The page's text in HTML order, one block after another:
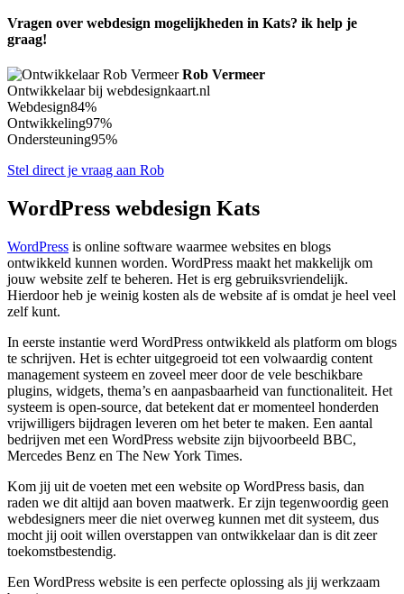
Vragen over webdesign mogelijkheden in Kats? ik help je
graag!
Rob Vermeer
Ontwikkelaar bij webdesignkaart.nl
Webdesign84%
Ontwikkeling97%
Ondersteuning95%
Stel direct je vraag aan Rob
WordPress webdesign Kats
WordPress is online software waarmee websites en blogs
ontwikkeld kunnen worden. WordPress maakt het makkelijk om
jouw website zelf te beheren. Het is erg gebruiksvriendelijk.
Hierdoor heb je weinig kosten als de website af is omdat je heel veel
zelf kunt.
In eerste instantie werd WordPress ontwikkeld als platform om blogs
te schrijven. Het is echter uitgegroeid tot een volwaardig content
management systeem en zoveel meer door de vele beschikbare
plugins, widgets, thema’s en aanpasbaarheid van functionaliteit. Het
systeem is open-source, dat betekent dat er momenteel honderden
vrijwilligers bijdragen leveren om het beter te maken. Een aantal
bedrijven met een WordPress website zijn bijvoorbeeld BBC,
Mercedes Benz en The New York Times.
Kom jij uit de voeten met een website op WordPress basis, dan
raden we dit altijd aan boven maatwerk. Er zijn tegenwoordig geen
webdesigners meer die niet overweg kunnen met dit systeem, dus
mocht jij ooit willen overstappen van ontwikkelaar dan is dit zeer
toekomstbestendig.
Een WordPress website is een perfecte oplossing als jij werkzaam